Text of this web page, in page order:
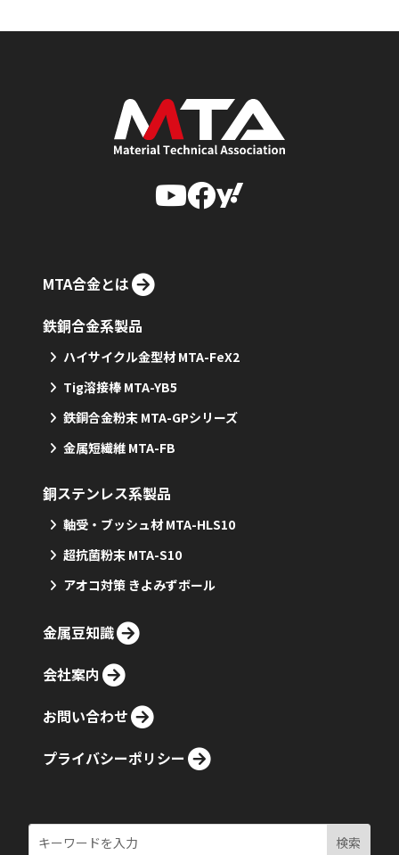
MTA合金とは
鉄銅合金系製品
ハイサイクル金型材 MTA-FeX2
Tig溶接棒 MTA-YB5
鉄銅合金粉末 MTA-GPシリーズ
金属短繊維 MTA-FB
銅ステンレス系製品
軸受・ブッシュ材 MTA-HLS10
超抗菌粉末 MTA-S10
アオコ対策 きよみずボール
金属豆知識
会社案内
お問い合わせ
プライバシーポリシー